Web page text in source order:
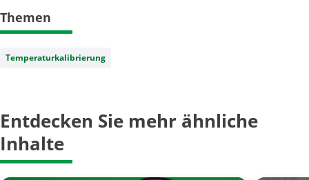
Themen
Temperaturkalibrierung
Entdecken Sie mehr ähnliche
Inhalte